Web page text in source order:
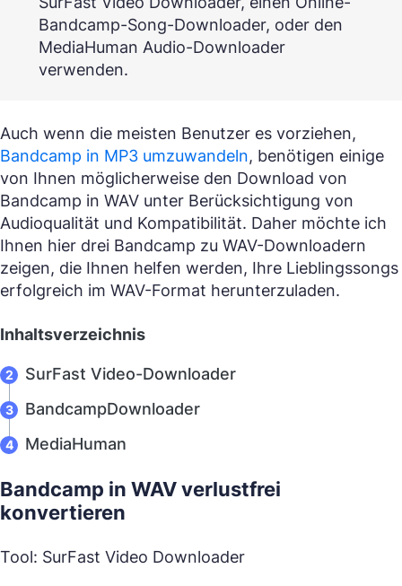
Bandcamp-Song-Downloader, oder den
MediaHuman Audio-Downloader
verwenden.
Auch wenn die meisten Benutzer es vorziehen,
Bandcamp in MP3 umzuwandeln, benötigen einige
von Ihnen möglicherweise den Download von
Bandcamp in WAV unter Berücksichtigung von
Audioqualität und Kompatibilität. Daher möchte ich
Ihnen hier drei Bandcamp zu WAV-Downloadern
zeigen, die Ihnen helfen werden, Ihre Lieblingssongs
erfolgreich im WAV-Format herunterzuladen.
Inhaltsverzeichnis
SurFast Video-Downloader
BandcampDownloader
MediaHuman
Bandcamp in WAV verlustfrei
konvertieren
Tool: SurFast Video Downloader